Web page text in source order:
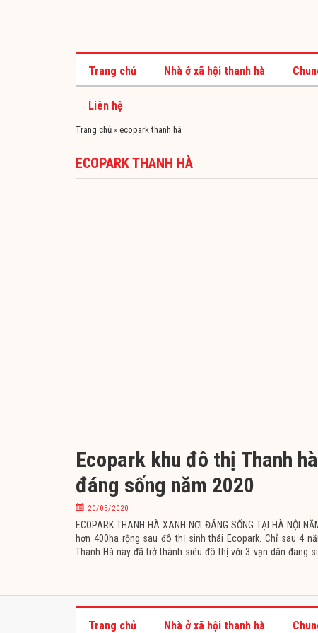
Trang chủ Nhà ở xã hội thanh hà
Liên hệ
Trang chủ » ecopark thanh hà
ECOPARK THANH HÀ
Ecopark khu đô thị Thanh
đáng sống năm 2020
20/05/2020
ECOPARK THANH HÀ XANH NƠI ĐÁNG SỐNG TẠI HÀ NỘI
hơn 400ha rộng sau đô thị sinh thái Ecopark. Chỉ sau 4
Thanh Hà nay đã trở thành siêu đô thị với 3 vạn dân đang
Trang chủ Nhà ở xã hội thanh hà